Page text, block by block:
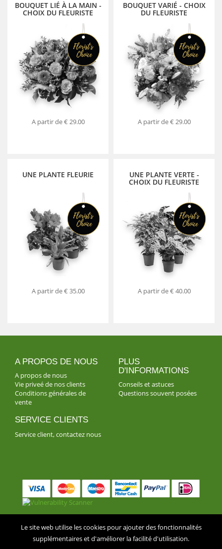
Le site web utilise les cookies pour ajouter des fonctionnalités
supplémentaires et d'améliorer la facilité d'utilisation.
BOUQUET LIÉ À LA MAIN -
CHOIX DU FLEURISTE
A partir de€ 29.00
BOUQUET VARIÉ - CHOIX
DU FLEURISTE
A partir de€ 29.00
UNE PLANTE FLEURIE
A partir de€ 35.00
UNE PLANTE VERTE -
CHOIX DU FLEURISTE
A partir de€ 40.00
A PROPOS DE NOUS
A propos de nous
Vie priveé de nos clients
Conditions générales de
vente
PLUS
D'INFORMATIONS
Conseils et astuces
Questions souvent posées
SERVICE CLIENTS
Service client, contactez nous
clients•Conditions de vente